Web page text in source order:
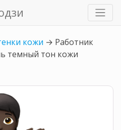
кожи → Работник
темный тон кожи